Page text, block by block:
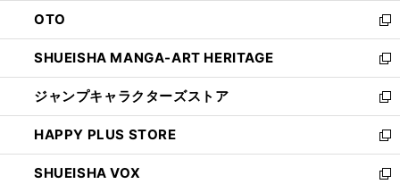
で
開
く
ド
ウ
で
開
く
OTO
新
し
い
ウ
ィ
ン
ド
ウ
で
SHUEISHA MANGA-ART HERITAGE
新
し
い
ウ
ィ
ン
ド
ジャンプキャラクターズストア
新
し
い
ウ
ィ
HAPPY PLUS STORE
新
し
い
SHUEISHA VOX
新